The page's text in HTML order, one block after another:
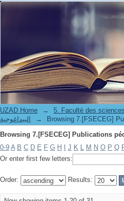
UZAD Home →
5. Faculté des
البيداغوجية
→
0-9 A B C D E F G H J K L M N O P Q
Or enter first few letters:
Order: Results: